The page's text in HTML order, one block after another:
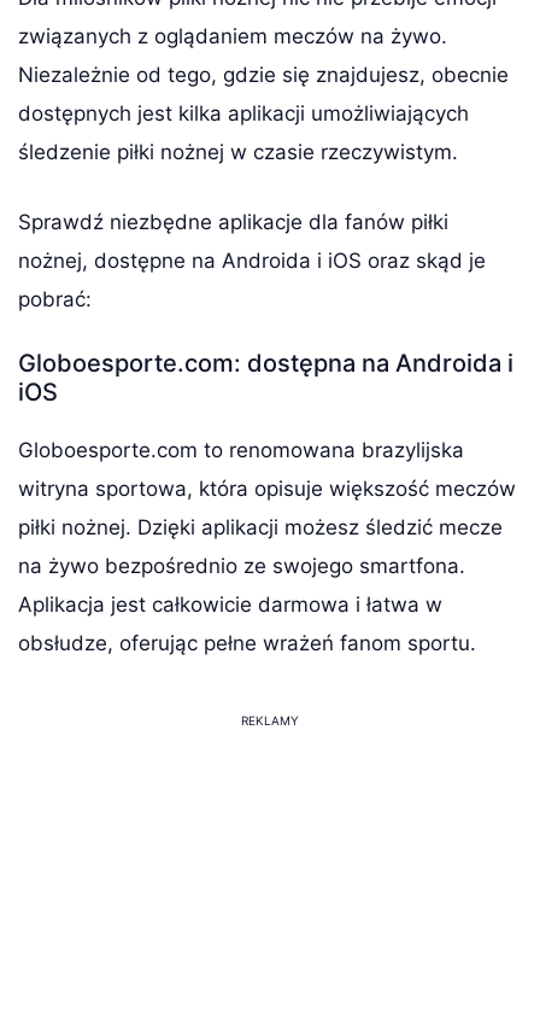
związanych z oglądaniem meczów na żywo.
Niezależnie od tego, gdzie się znajdujesz, obecnie
dostępnych jest kilka aplikacji umożliwiających
śledzenie piłki nożnej w czasie rzeczywistym.
Sprawdź niezbędne aplikacje dla fanów piłki
nożnej, dostępne na Androida i iOS oraz skąd je
pobrać:
Globoesporte.com: dostępna na Androida i
iOS
Globoesporte.com to renomowana brazylijska
witryna sportowa, która opisuje większość meczów
piłki nożnej. Dzięki aplikacji możesz śledzić mecze
na żywo bezpośrednio ze swojego smartfona.
Aplikacja jest całkowicie darmowa i łatwa w
obsłudze, oferując pełne wrażeń fanom sportu.
REKLAMY